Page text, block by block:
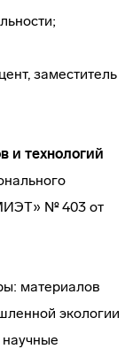
заместитель
и технологий
№ 403 от
материалов
экологии